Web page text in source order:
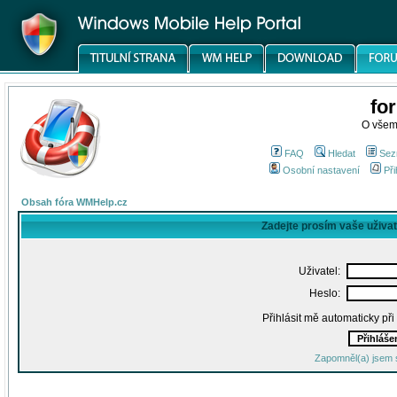
O
FAQ Hledat
Osobní nastavení
Obsah fóra WMHelp.cz
Zadejte prosím vaše
Uživatel:
Heslo:
Přihlásit mě automaticky
Zapomněl(a) jsem